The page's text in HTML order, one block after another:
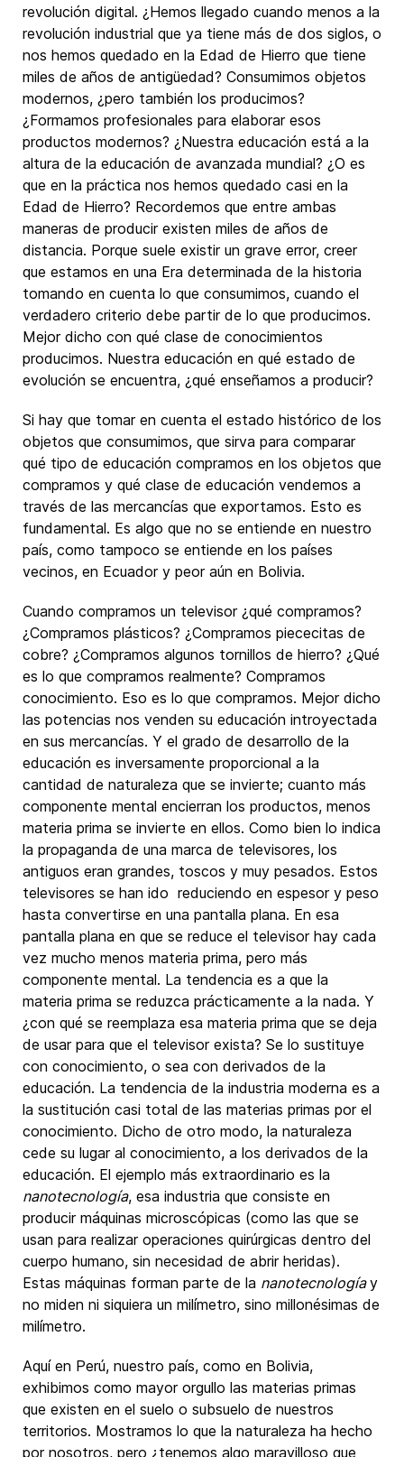
revolución digital. ¿Hemos llegado cuando menos a la
revolución industrial que ya tiene más de dos siglos, o
nos hemos quedado en la Edad de Hierro que tiene
miles de años de antigüedad? Consumimos objetos
modernos, ¿pero también los producimos?
¿Formamos profesionales para elaborar esos
productos modernos? ¿Nuestra educación está a la
altura de la educación de avanzada mundial? ¿O es
que en la práctica nos hemos quedado casi en la
Edad de Hierro? Recordemos que entre ambas
maneras de producir existen miles de años de
distancia. Porque suele existir un grave error, creer
que estamos en una Era determinada de la historia
tomando en cuenta lo que consumimos, cuando el
verdadero criterio debe partir de lo que producimos.
Mejor dicho con qué clase de conocimientos
producimos. Nuestra educación en qué estado de
evolución se encuentra, ¿qué enseñamos a producir?
Si hay que tomar en cuenta el estado histórico de los
objetos que consumimos, que sirva para comparar
qué tipo de educación compramos en los objetos que
compramos y qué clase de educación vendemos a
través de las mercancías que exportamos. Esto es
fundamental. Es algo que no se entiende en nuestro
país, como tampoco se entiende en los países
vecinos, en Ecuador y peor aún en Bolivia.
Cuando compramos un televisor ¿qué compramos?
¿Compramos plásticos? ¿Compramos piececitas de
cobre? ¿Compramos algunos tornillos de hierro? ¿Qué
es lo que compramos realmente? Compramos
conocimiento. Eso es lo que compramos. Mejor dicho
las potencias nos venden su educación introyectada
en sus mercancías. Y el grado de desarrollo de la
educación es inversamente proporcional a la
cantidad de naturaleza que se invierte; cuanto más
componente mental encierran los productos, menos
materia prima se invierte en ellos. Como bien lo indica
la propaganda de una marca de televisores, los
antiguos eran grandes, toscos y muy pesados. Estos
televisores se han ido reduciendo en espesor y peso
hasta convertirse en una pantalla plana. En esa
pantalla plana en que se reduce el televisor hay cada
vez mucho menos materia prima, pero más
componente mental. La tendencia es a que la
materia prima se reduzca prácticamente a la nada. Y
¿con qué se reemplaza esa materia prima que se deja
de usar para que el televisor exista? Se lo sustituye
con conocimiento, o sea con derivados de la
educación. La tendencia de la industria moderna es a
la sustitución casi total de las materias primas por el
conocimiento. Dicho de otro modo, la naturaleza
cede su lugar al conocimiento, a los derivados de la
educación. El ejemplo más extraordinario es la
nanotecnología, esa industria que consiste en
producir máquinas microscópicas (como las que se
usan para realizar operaciones quirúrgicas dentro del
cuerpo humano, sin necesidad de abrir heridas).
Estas máquinas forman parte de la nanotecnologíay
no miden ni siquiera un milímetro, sino millonésimas de
milímetro.
Aquí en Perú, nuestro país, como en Bolivia,
exhibimos como mayor orgullo las materias primas
que existen en el suelo o subsuelo de nuestros
territorios. Mostramos lo que la naturaleza ha hecho
por nosotros, pero ¿tenemos algo maravilloso que